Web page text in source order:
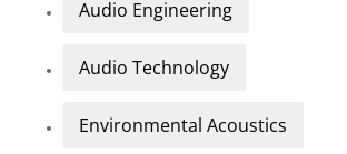
Audio Engineering
Audio Technology
Environmental Acoustics